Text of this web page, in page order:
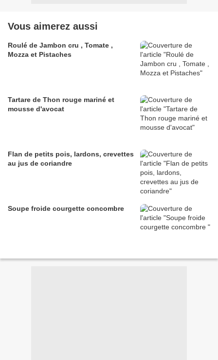
Vous aimerez aussi
Roulé de Jambon cru , Tomate ,
Mozza et Pistaches
Tartare de Thon rouge mariné et
mousse d'avocat
Flan de petits pois, lardons, crevettes
au jus de coriandre
Soupe froide courgette concombre